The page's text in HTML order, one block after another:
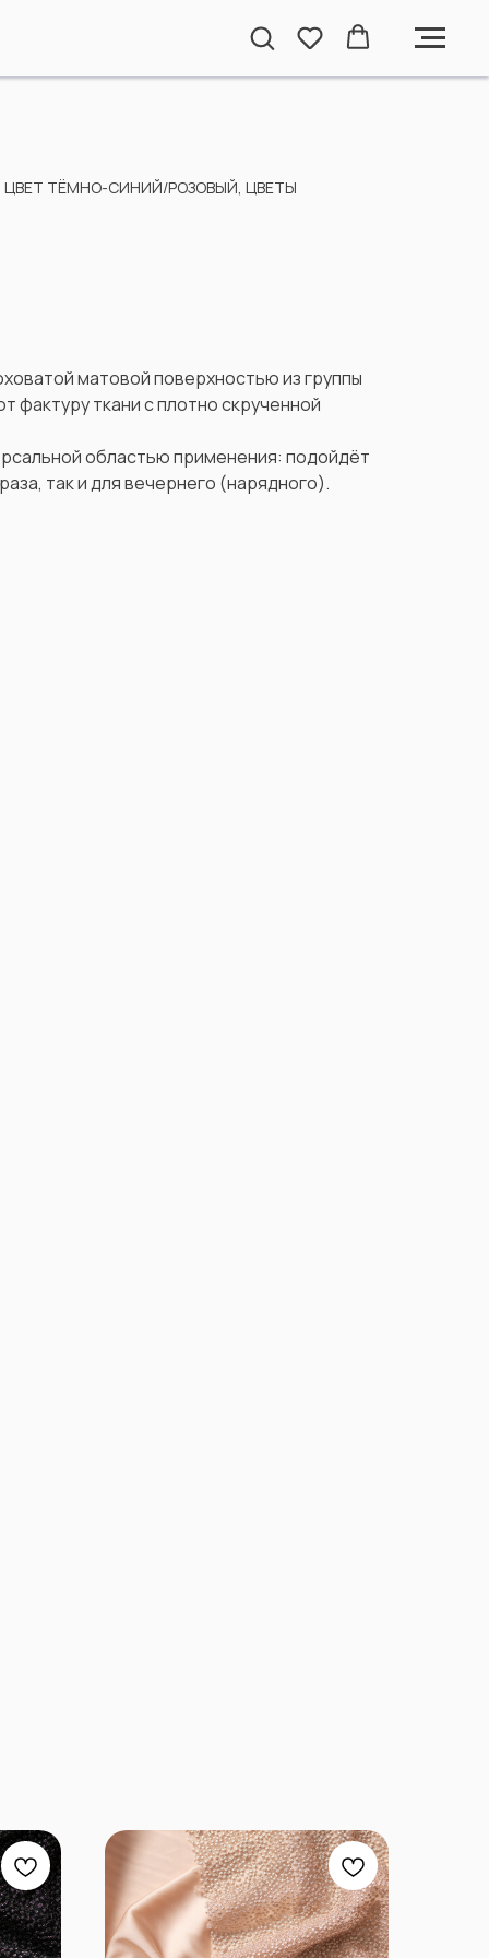
ТЁМНО-СИНИЙ/РОЗОВЫЙ, ЦВЕТЫ
матовой поверхностью из группы
фактуру ткани с плотно скрученной
областью применения: подойдёт
так и для вечернего (нарядного).